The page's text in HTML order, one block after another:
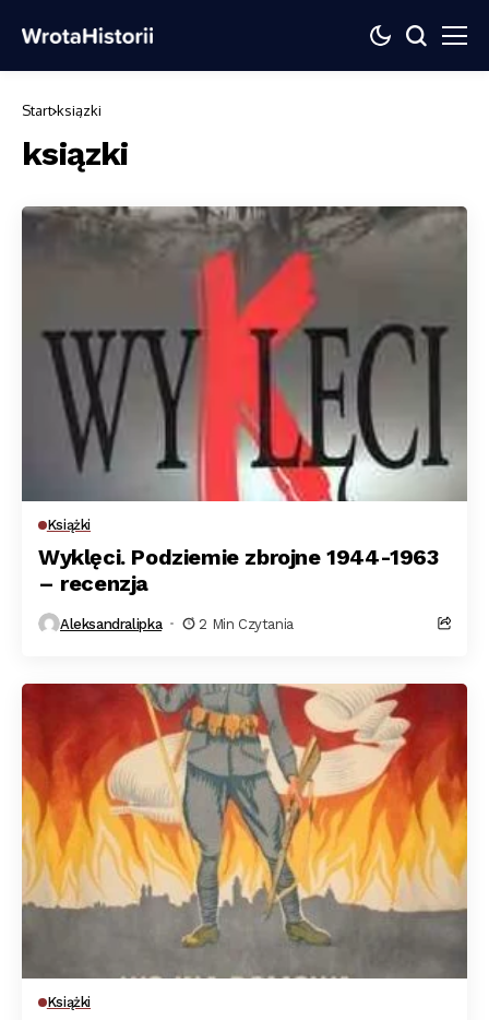
Start ksiązki
ksiązki
Książki
Wyklęci. Podziemie zbrojne 1944-1963
– recenzja
Aleksandralipka 2 Min Czytania
Książki